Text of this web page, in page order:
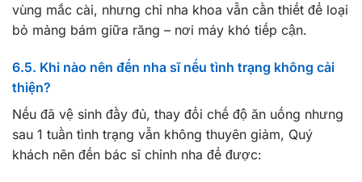
vùng mắc cài, nhưng chỉ nha khoa vẫn cần thiết để loại
bỏ mảng bám giữa răng – nơi máy khó tiếp cận.
6.5. Khi nào nên đến nha sĩ nếu tình trạng không cải
thiện?
Nếu đã vệ sinh đầy đủ, thay đổi chế độ ăn uống nhưng
sau 1 tuần tình trạng vẫn không thuyên giảm, Quý
khách nên đến bác sĩ chỉnh nha để được: